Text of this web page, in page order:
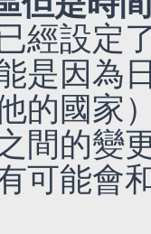
經設定
是因為
的國家
間的變
可能會